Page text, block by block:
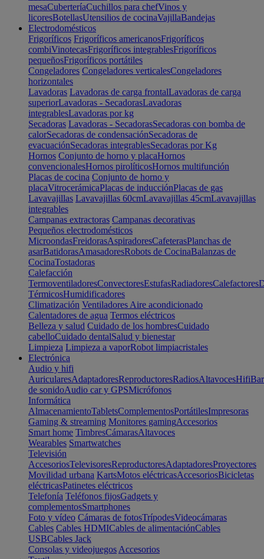
mesaCuberteríaCuchillos para chefVinos y
licoresBotellasUtensilios de cocinaVajillaBandejas
Electrodomésticos
Frigoríficos Frigoríficos americanosFrigoríficos
combiVinotecasFrigoríficos integrablesFrigoríficos
pequeñosFrigoríficos portátiles
Congeladores Congeladores verticalesCongeladores
horizontales
Lavadoras Lavadoras de carga frontalLavadoras de carga
superiorLavadoras - SecadorasLavadoras
integrablesLavadoras por kg
Secadoras Lavadoras - SecadorasSecadoras con bomba de
calorSecadoras de condensaciónSecadoras de
evacuaciónSecadoras integrablesSecadoras por Kg
Hornos Conjunto de horno y placaHornos
convencionalesHornos pirolíticosHornos multifunción
Placas de cocina Conjunto de horno y
placaVitrocerámicaPlacas de inducciónPlacas de gas
Lavavajillas Lavavajillas 60cmLavavajillas 45cmLavavajillas
integrables
Campanas extractoras Campanas decorativas
Pequeños electrodomésticos
MicroondasFreidorasAspiradoresCafeterasPlanchas de
asarBatidorasAmasadoresRobots de CocinaBalanzas de
CocinaTostadoras
Calefacción
TermoventiladoresConvectoresEstufasRadiadoresCalefactores
TérmicosHumidificadores
Climatización Ventiladores Aire acondicionado
Calentadores de agua Termos eléctricos
Belleza y salud Cuidado de los hombresCuidado
cabelloCuidado dentalSalud y bienestar
Limpieza Limpieza a vaporRobot limpiacristales
Electrónica
Audio y hifi
AuricularesAdaptadoresReproductoresRadiosAltavocesHifi
de sonidoAudio car y GPSMicrófonos
Informática
AlmacenamientoTabletsComplementosPortátilesImpresoras
Gaming & streaming Monitores gamingAccesorios
Smart home TimbresCámarasAltavoces
Wearables Smartwatches
Televisión
AccesoriosTelevisoresReproductoresAdaptadoresProyectores
Movilidad urbana KartsMotos eléctricasAccesoriosBicicletas
eléctricasPatinetes eléctricos
Telefonía Teléfonos fijosGadgets y
complementosSmartphones
Foto y vídeo Cámaras de fotosTrípodesVideocámaras
Cables Cables HDMICables de alimentaciónCables
USBCables Jack
Consolas y videojuegos Accesorios